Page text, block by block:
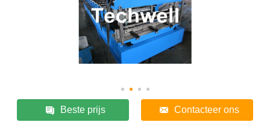
Beste prijs Contacteer ons